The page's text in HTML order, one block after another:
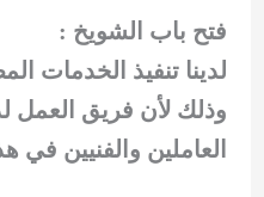
فتح باب الشويخ :
لدينا تنفيذ الخدمات
وذلك لأن فريق العمل
العاملين والفنيين في